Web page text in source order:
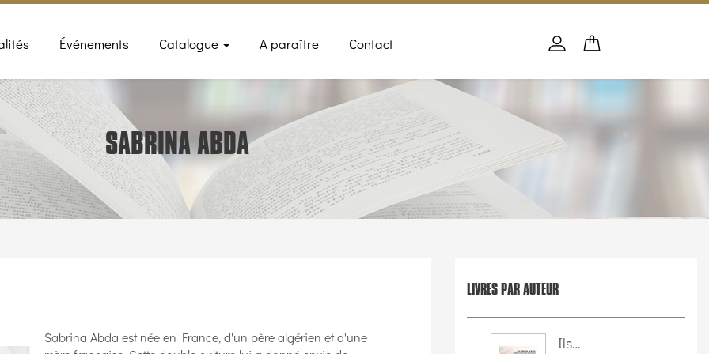
Événements Catalogue A paraître Contact
Panier
Se connecter
PANIER
SABRINA ABDA
Sabrina Abda est née en France, d'un père algérien et d'une
LIVRES PAR AUTEUR
Ils…